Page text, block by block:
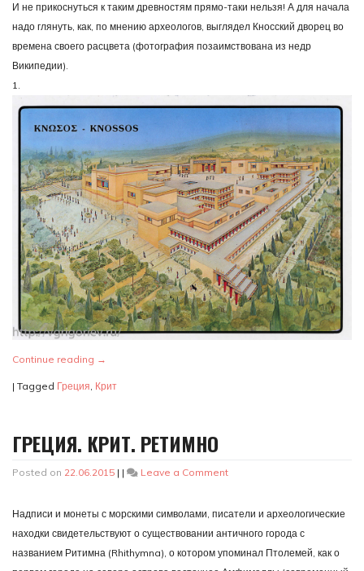
И не прикоснуться к таким древностям прямо-таки нельзя! А для начала
надо глянуть, как, по мнению археологов, выглядел Кносский дворец во
времена своего расцвета (фотография позаимствована из недр
Википедии).
1.
Continue reading →
| Tagged Греция, Крит
ГРЕЦИЯ. КРИТ. РЕТИМНО
Posted on 22.06.2015 | | Leave a Commenton
Ретимно
Надписи и монеты с морскими символами, писатели и археологические
находки свидетельствуют о существовании античного города с
названием Ритимна (Rhithymna), о котором упоминал Птолемей, как о